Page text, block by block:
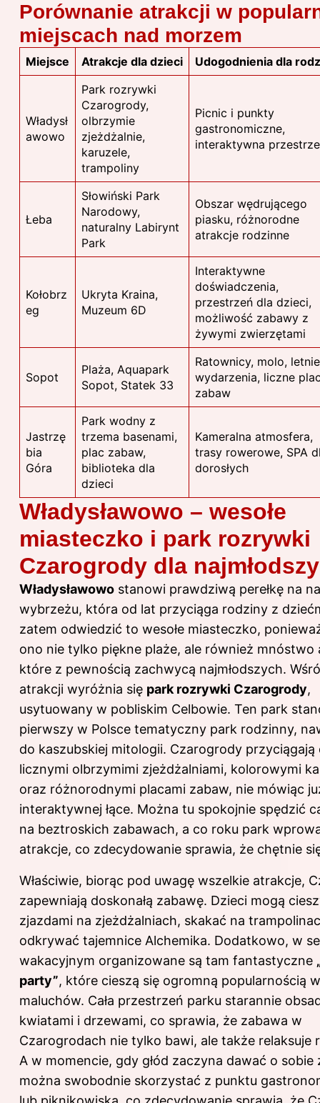
Porównanie atrakcji w
miejscach nad morzem
Miejsce Atrakcje dla dzieci Udogodnienia dla
Władysł
awowo
Park rozrywki
Czarogrody,
olbrzymie
zjeżdżalnie,
karuzele,
trampoliny
Picnic i punkty
gastronomiczne,
interaktywna
Łeba
Słowiński Park
Narodowy,
naturalny Labirynt
Park
Obszar wędrującego
piasku, różnorodne
atrakcje rodzinne
Kołobrz
eg
Ukryta Kraina,
Muzeum 6D
Interaktywne
doświadczenia,
przestrzeń dla dzieci,
możliwość zabawy z
żywymi zwierzętami
Sopot
Plaża, Aquapark
Sopot, Statek 33
Ratownicy, molo, letnie
wydarzenia, liczne
zabaw
Jastrzę
bia
Góra
Park wodny z
trzema basenami,
plac zabaw,
biblioteka dla
dzieci
Kameralna atmosfera,
trasy rowerowe, SPA
dorosłych
Władysławowo – wesołe
miasteczko i park rozrywki
Czarogrody dla
Władysławowo stanowi prawdziwą perełkę na
wybrzeżu, która od lat przyciąga rodziny z
zatem odwiedzić to wesołe miasteczko,
ono nie tylko piękne plaże, ale również mnóstwo
które z pewnością zachwycą najmłodszych.
atrakcji wyróżnia się park rozrywki Czarogrody,
usytuowany w pobliskim Celbowie. Ten park
pierwszy w Polsce tematyczny park rodzinny,
do kaszubskiej mitologii. Czarogrody przyciągają
licznymi olbrzymimi zjeżdżalniami, kolorowymi
oraz różnorodnymi placami zabaw, nie mówiąc
interaktywnej łące. Można tu spokojnie spędzić
na beztroskich zabawach, a co roku park
atrakcje, co zdecydowanie sprawia, że chętnie
Właściwie, biorąc pod uwagę wszelkie atrakcje,
zapewniają doskonałą zabawę. Dzieci mogą
zjazdami na zjeżdżalniach, skakać na
odkrywać tajemnice Alchemika. Dodatkowo, w
wakacyjnym organizowane są tam fantastyczne
party”, które cieszą się ogromną popularnością
maluchów. Cała przestrzeń parku starannie
kwiatami i drzewami, co sprawia, że zabawa w
Czarogrodach nie tylko bawi, ale także relaksuje
A w momencie, gdy głód zaczyna dawać o sobie
można swobodnie skorzystać z punktu